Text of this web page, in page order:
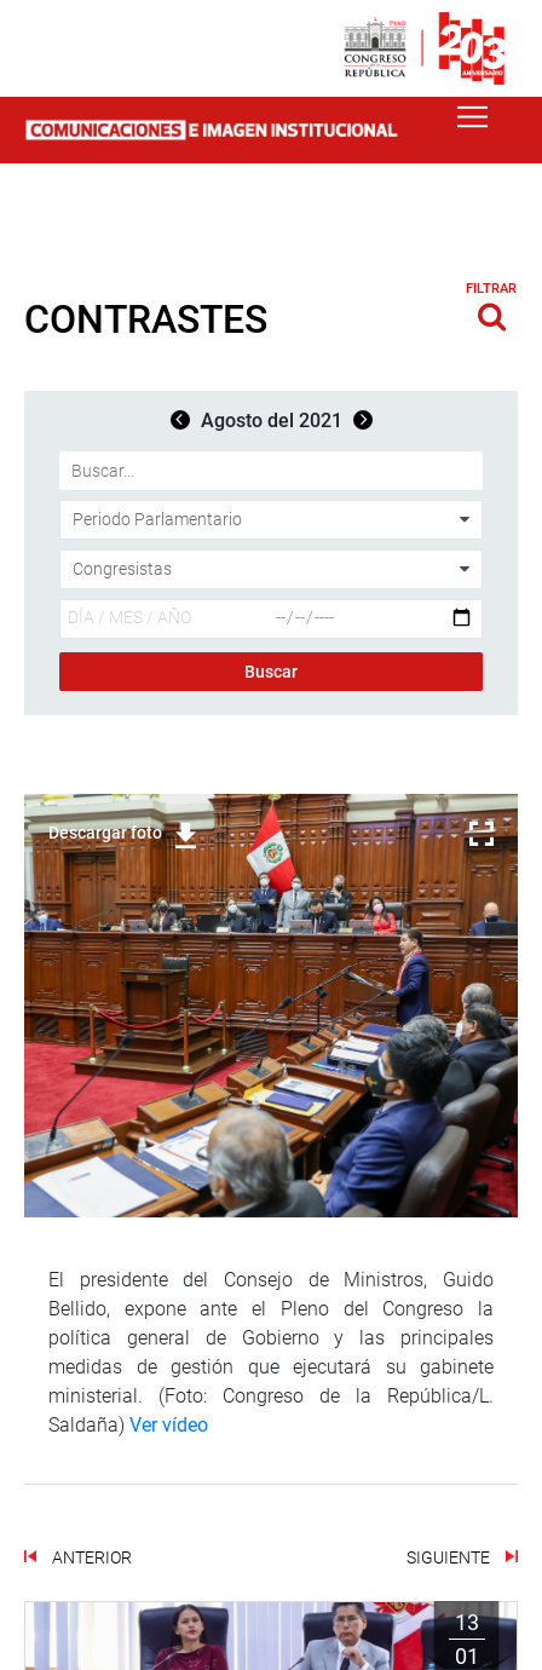
CONTRASTES
FILTRAR
Agosto del 2021
Descargar foto
El presidente del Consejo de Ministros, Guido
Bellido, expone ante el Pleno del Congreso la
política general de Gobierno y las principales
medidas de gestión que ejecutará su gabinete
ministerial. (Foto: Congreso de la República/L.
Saldaña) Ver vídeo
ANTERIOR SIGUIENTE
13
01